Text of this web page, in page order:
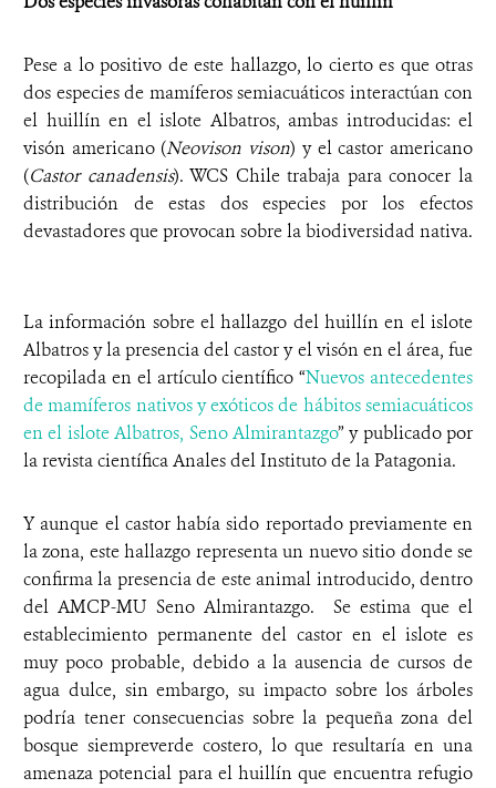
Pese a lo positivo de este hallazgo, lo cierto es que otras
dos especies de mamíferos semiacuáticos interactúan con
el huillín en el islote Albatros, ambas introducidas: el
visón americano (Neovison vison) y el castor americano
(Castor canadensis). WCS Chile trabaja paraconocer la
distribución de estas dos especies por los efectos
devastadores que provocan sobre la biodiversidad nativa.
La información sobre el hallazgo del huillín en el islote
Albatros y la presencia del castor y el visón en el área, fue
recopilada en el artículo científico “Nuevos antecedentes
de mamíferos nativos y exóticos de hábitos semiacuáticos
en el islote Albatros, Seno Almirantazgo” y publicado por
la revista científica Anales del Instituto de la Patagonia.
Y aunque el castor había sido reportado previamente en
la zona, este hallazgo representa un nuevo sitio donde se
confirma la presencia de este animal introducido, dentro
del AMCP-MU Seno Almirantazgo. Se estima que el
establecimiento permanente del castor en el islote es
muy poco probable, debido a la ausencia de cursos de
agua dulce, sin embargo, su impacto sobre los árboles
podría tener consecuencias sobre la pequeña zona del
bosque siempreverde costero, lo que resultaría en una
amenaza potencial para el huillín que encuentra refugio